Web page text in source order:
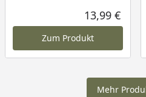
13,99 €
Zum Produkt
Mehr